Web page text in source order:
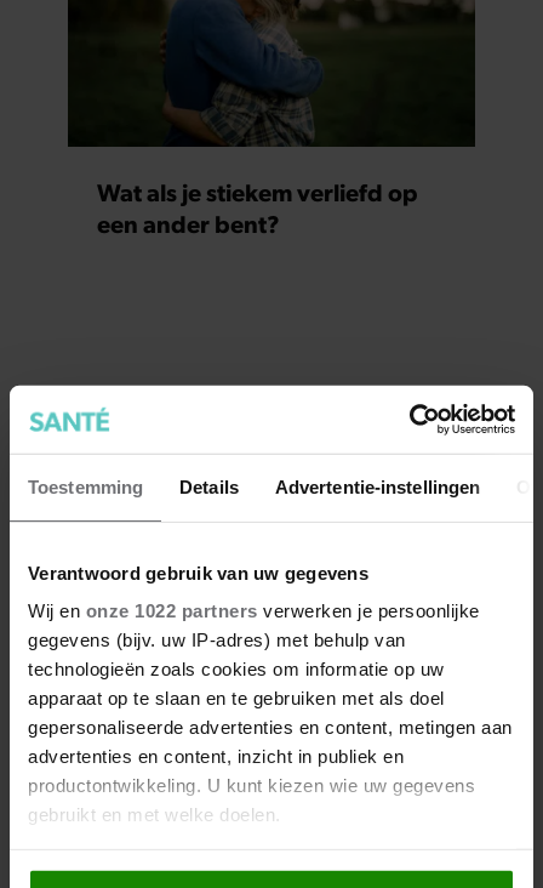
Toestemming Details Advertentie-instellingen
Verantwoord gebruik van uw gegevens
Wij en onze 1022 partners verwerken je persoonlijke
gegevens (bijv. uw IP-adres) met behulp van
technologieën zoals cookies om informatie op uw
apparaat op te slaan en te gebruiken met als doel
gepersonaliseerde advertenties en content, metingen aan
advertenties en content, inzicht in publiek en
productontwikkeling. U kunt kiezen wie uw gegevens
gebruikt en met welke doelen.
Als u het toestaat, willen we ook graag:
Wat als je stiekem verliefd op
een ander bent?